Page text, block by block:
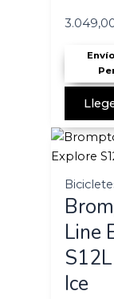
Line
Ice